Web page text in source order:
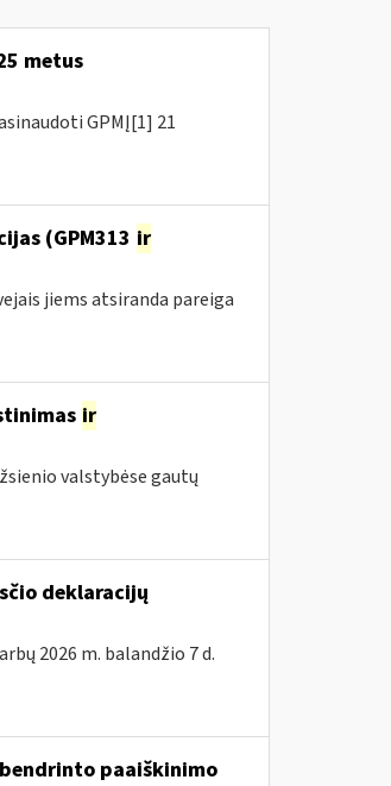
metus
GPMĮ[1] 21
(GPM313 ir
jiems atsiranda pareiga
ir
valstybėse gautų
deklaracijų
2026 m. balandžio 7 d.
paaiškinimo